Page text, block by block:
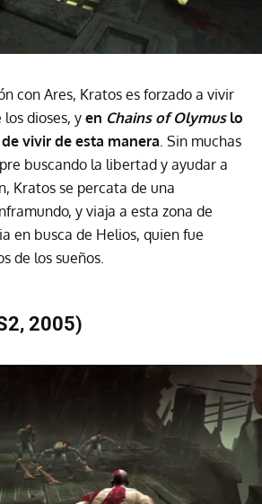
con Ares, Kratos es forzado a vivir
dioses, y en Chains of Olymuslo
vivir de esta manera . Sin muchas
buscando la libertad y ayudar a
Kratos se percata de una
y viaja a esta zona de
en busca de Helios, quien fue
de los sueños.
2005)